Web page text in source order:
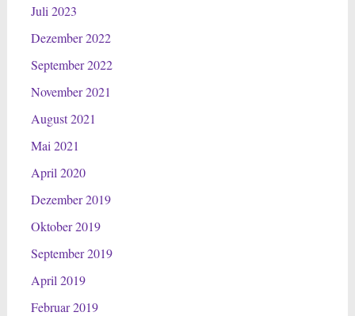
Juli 2023
Dezember 2022
September 2022
November 2021
August 2021
Mai 2021
April 2020
Dezember 2019
Oktober 2019
September 2019
April 2019
Februar 2019